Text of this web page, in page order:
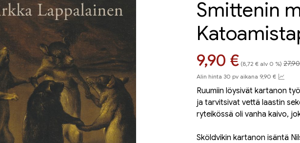
Smittenin
Hinta nyt
9,90 € (8,72 € alv 0 %)
Alin hinta 30 pv aikana 9,90 €
Ruumiin löysivät kartanon
ja tarvitsivat vettä laastin
ryteikössä oli vanha kaivo,
Sköldvikin kartanon isäntä